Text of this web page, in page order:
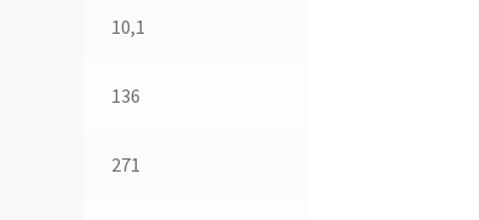
10,1
136
271